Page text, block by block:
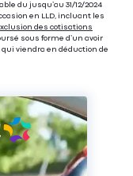
du jusqu’au 31/12/2024
en LLD, incluant les
des cotisations
sous forme d’un avoir
viendra en déduction de